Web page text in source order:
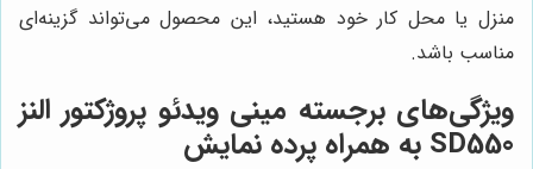
منزل یا محل کار خود هستید، این محصول می‌تواند گزینه‌ای
مناسب باشد.
ویژگی‌های برجسته مینی ویدئو پروژکتور النز
SD550 به همراه پرده نمایش